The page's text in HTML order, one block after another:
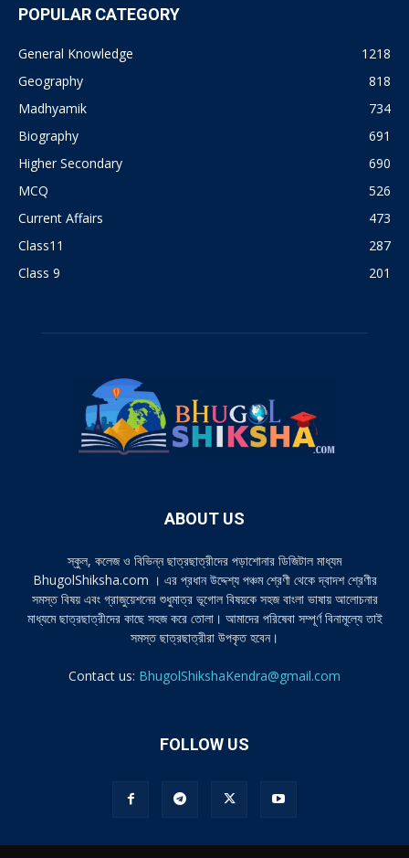
POPULAR CATEGORY
General Knowledge
1218
Geography
818
Madhyamik
734
Biography
691
Higher Secondary
690
MCQ
526
Current Affairs
473
Class11
287
Class 9
201
ABOUT US
স্কুল, কলেজ ও বিভিন্ন ছাত্রছাত্রীদের পড়াশোনার ডিজিটাল মাধ্যম
BhugolShiksha.com । এর প্রধান উদ্দেশ্য পঞ্চম শ্রেণী থেকে দ্বাদশ শ্রেণীর
সমস্ত বিষয় এবং গ্রাজুয়েশনের শুধুমাত্র ভূগোল বিষয়কে সহজ বাংলা ভাষায় আলোচনার
মাধ্যমে ছাত্রছাত্রীদের কাছে সহজ করে তোলা। আমাদের পরিষেবা সম্পূর্ণ বিনামূল্যে তাই
সমস্ত ছাত্রছাত্রীরা উপকৃত হবেন।
Contact us: BhugolShikshaKendra@gmail.com
FOLLOW US